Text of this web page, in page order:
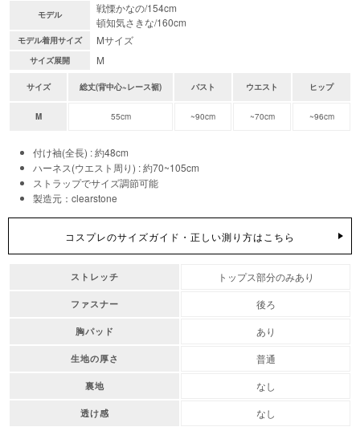
モデル
戦慄かなの/154cm
頓知気さきな/160cm
モデル着用サイズ Mサイズ
サイズ展開 M
サイズ 総丈(背中心~レース裾) バスト ウエスト ヒップ
M 55cm ~90cm ~70cm ~96cm
付け袖(全長) : 約48cm
ハーネス(ウエスト周り) : 約70~105cm
ストラップでサイズ調節可能
製造元：clearstone
コスプレのサイズガイド・正しい測り方はこちら
ストレッチ トップス部分のみあり
ファスナー 後ろ
胸パッド あり
生地の厚さ 普通
裏地 なし
透け感 なし